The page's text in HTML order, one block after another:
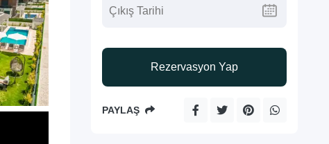
Rezervasyon Yap
PAYLAŞ